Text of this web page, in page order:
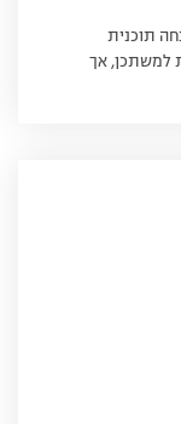
תוכנית
למשתכן, אך